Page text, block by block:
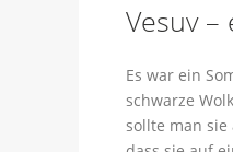
Vesuv
Es war ein
schwarze
sollte man sie